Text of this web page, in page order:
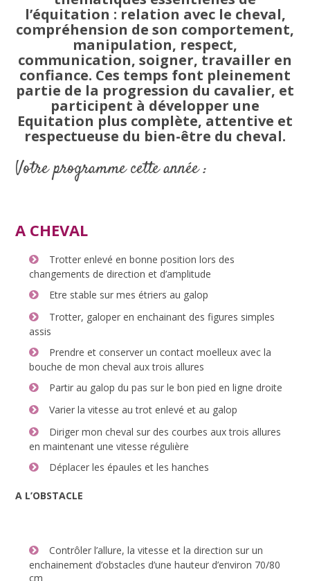
l’équitation : relation avec le cheval,
compréhension de son comportement,
manipulation, respect,
communication, soigner, travailler en
confiance. Ces temps font pleinement
partie de la progression du cavalier, et
participent à développer une
Equitation plus complète, attentive et
respectueuse du bien-être du cheval.
Votre programme cette année :
A CHEVAL
Trotter enlevé en bonne position lors des
changements de direction et d’amplitude
Etre stable sur mes étriers au galop
Trotter, galoper en enchainant des figures simples
assis
Prendre et conserver un contact moelleux avec la
bouche de mon cheval aux trois allures
Partir au galop du pas sur le bon pied en ligne droite
Varier la vitesse au trot enlevé et au galop
Diriger mon cheval sur des courbes aux trois allures
en maintenant une vitesse régulière
Déplacer les épaules et les hanches
A L’OBSTACLE
Contrôler l’allure, la vitesse et la direction sur un
enchainement d’obstacles d’une hauteur d’environ 70/80
cm